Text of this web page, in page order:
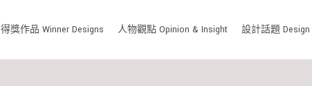
得獎作品 Winner Designs 人物觀點 Opinion & Insight 設計話題 Design